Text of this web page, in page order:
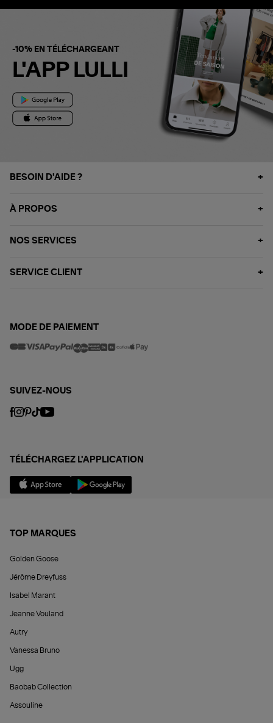
-10% EN TÉLÉCHARGEANT
L'APP LULLI
BESOIN D'AIDE ?
À PROPOS
NOS SERVICES
SERVICE CLIENT
MODE DE PAIEMENT
SUIVEZ-NOUS
TÉLÉCHARGEZ L'APPLICATION
TOP MARQUES
Golden Goose
Jérôme Dreyfuss
Isabel Marant
Jeanne Vouland
Autry
Vanessa Bruno
Ugg
Baobab Collection
Assouline